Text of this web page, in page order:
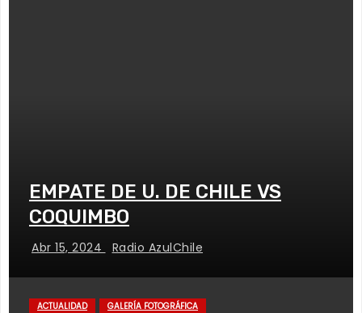
EMPATE DE U. DE CHILE VS
COQUIMBO
Abr 15, 2024 Radio AzulChile
ACTUALIDAD GALERÍA FOTOGRÁFICA